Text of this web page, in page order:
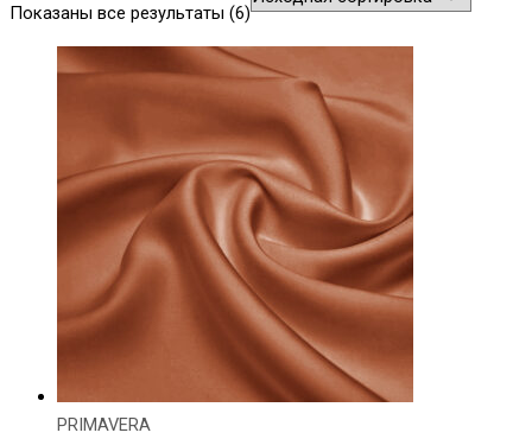
Показаны все результаты (6)
PRIMAVERA